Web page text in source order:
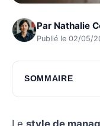
Par Nathalie
Publié le 02/05/
SOMMAIRE
Les avantages
Le style de